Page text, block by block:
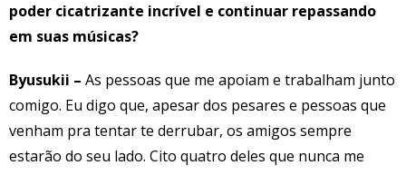
poder cicatrizante incrível e continuar repassando
em suas músicas?
Byusukii – As pessoas que me apoiam e trabalham junto
comigo. Eu digo que, apesar dos pesares e pessoas que
venham pra tentar te derrubar, os amigos sempre
estarão do seu lado. Cito quatro deles que nunca me